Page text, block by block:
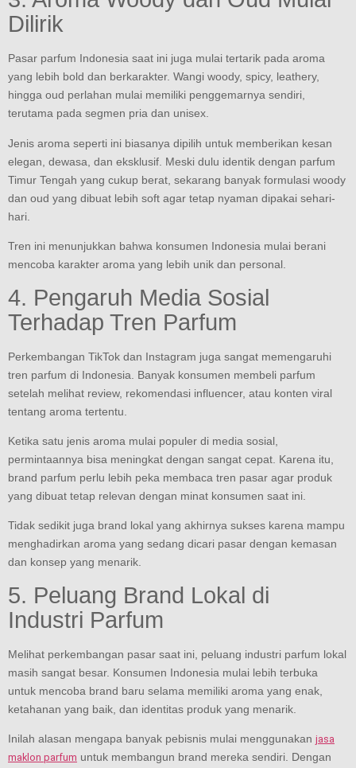
Dilirik
Pasar parfum Indonesia saat ini juga mulai tertarik pada aroma
yang lebih bold dan berkarakter. Wangi woody, spicy, leathery,
hingga oud perlahan mulai memiliki penggemarnya sendiri,
terutama pada segmen pria dan unisex.
Jenis aroma seperti ini biasanya dipilih untuk memberikan kesan
elegan, dewasa, dan eksklusif. Meski dulu identik dengan parfum
Timur Tengah yang cukup berat, sekarang banyak formulasi woody
dan oud yang dibuat lebih soft agar tetap nyaman dipakai sehari-
hari.
Tren ini menunjukkan bahwa konsumen Indonesia mulai berani
mencoba karakter aroma yang lebih unik dan personal.
4. Pengaruh Media Sosial
Terhadap Tren Parfum
Perkembangan TikTok dan Instagram juga sangat memengaruhi
tren parfum di Indonesia. Banyak konsumen membeli parfum
setelah melihat review, rekomendasi influencer, atau konten viral
tentang aroma tertentu.
Ketika satu jenis aroma mulai populer di media sosial,
permintaannya bisa meningkat dengan sangat cepat. Karena itu,
brand parfum perlu lebih peka membaca tren pasar agar produk
yang dibuat tetap relevan dengan minat konsumen saat ini.
Tidak sedikit juga brand lokal yang akhirnya sukses karena mampu
menghadirkan aroma yang sedang dicari pasar dengan kemasan
dan konsep yang menarik.
5. Peluang Brand Lokal di
Industri Parfum
Melihat perkembangan pasar saat ini, peluang industri parfum lokal
masih sangat besar. Konsumen Indonesia mulai lebih terbuka
untuk mencoba brand baru selama memiliki aroma yang enak,
ketahanan yang baik, dan identitas produk yang menarik.
Inilah alasan mengapa banyak pebisnis mulai menggunakan jasa
maklon parfum untuk membangun brand mereka sendiri. Dengan